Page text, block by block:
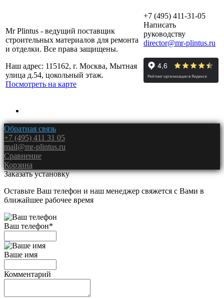
Mr Plintus - ведущий поставщик
строительных материалов для ремонта
и отделки. Все права защищены.
Наш адрес: 115162, г. Москва, Мытная
улица д.54, цокольный этаж.
Посмотреть на карте
+7 (495) 411-31-05
Написать
руководству
director@mr-plintus.ru
Обратная связь
+7 (495) 411 31 05
mail@mr-plintus.ru
Сравнение
Корзина
Заказать установку
Оставьте Ваш телефон и наш менеджер свяжется с Вами в
ближайшее рабочее время
Ваш телефон*
Ваше имя
Комментарий